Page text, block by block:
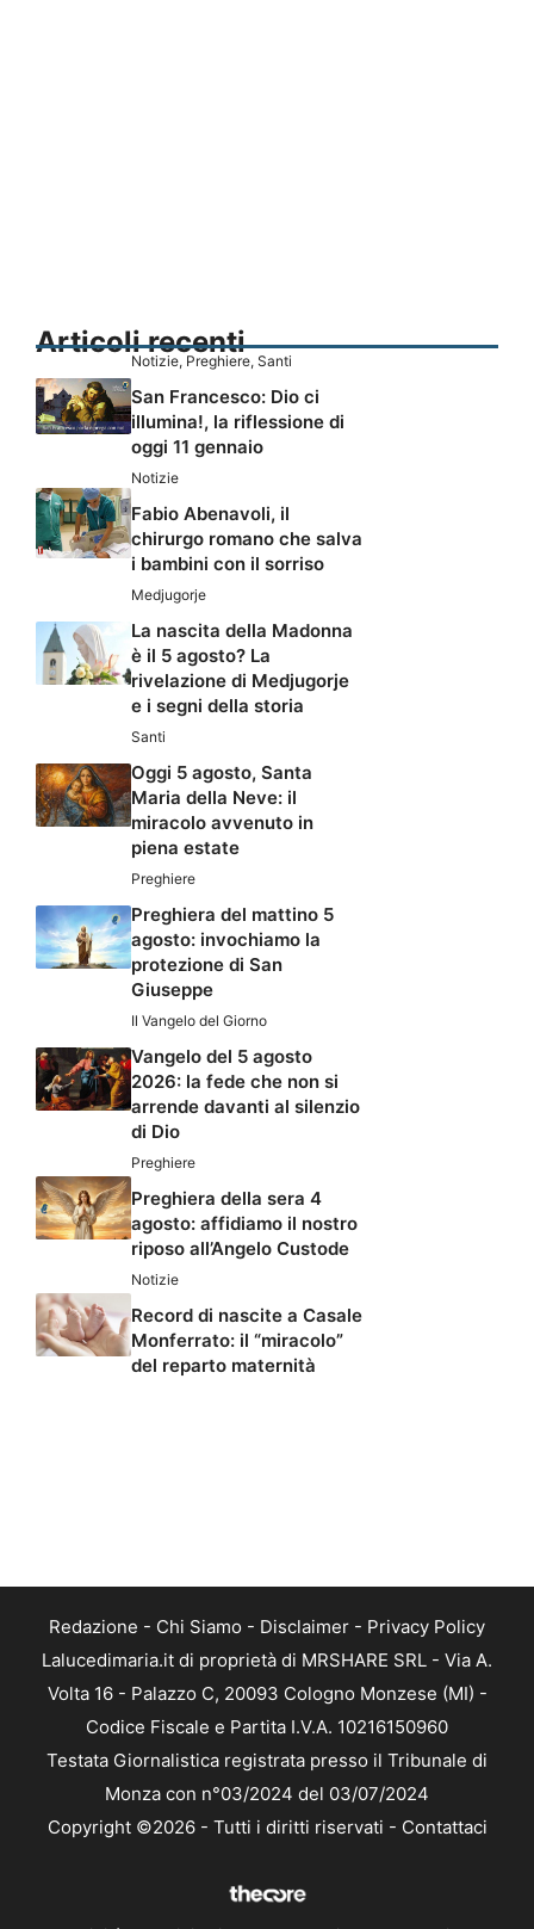
Articoli recenti
Notizie, Preghiere, Santi
San Francesco: Dio ci
illumina!, la riflessione di
oggi 11 gennaio
Notizie
Fabio Abenavoli, il
chirurgo romano che salva
i bambini con il sorriso
Medjugorje
La nascita della Madonna
è il 5 agosto? La
rivelazione di Medjugorje
e i segni della storia
Santi
Oggi 5 agosto, Santa
Maria della Neve: il
miracolo avvenuto in
piena estate
Preghiere
Preghiera del mattino 5
agosto: invochiamo la
protezione di San
Giuseppe
Il Vangelo del Giorno
Vangelo del 5 agosto
2026: la fede che non si
arrende davanti al silenzio
di Dio
Preghiere
Preghiera della sera 4
agosto: affidiamo il nostro
riposo all’Angelo Custode
Notizie
Record di nascite a Casale
Monferrato: il “miracolo”
del reparto maternità
Redazione - Chi Siamo - Disclaimer - Privacy Policy
Lalucedimaria.it di proprietà di MRSHARE SRL - Via A.
Volta 16 - Palazzo C, 20093 Cologno Monzese (MI) -
Codice Fiscale e Partita I.V.A. 10216150960
Testata Giornalistica registrata presso il Tribunale di
Monza con n°03/2024 del 03/07/2024
Copyright ©2026 - Tutti i diritti riservati - Contattaci